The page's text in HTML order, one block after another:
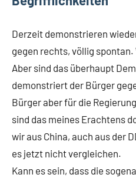
Derzeit demonstrieren
gegen rechts, völlig
Aber sind das überhaupt
demonstriert der Bürger
Bürger aber für die
sind das meines Erachtens
wir aus China, auch aus der
es jetzt nicht vergleichen.
Kann es sein, dass die